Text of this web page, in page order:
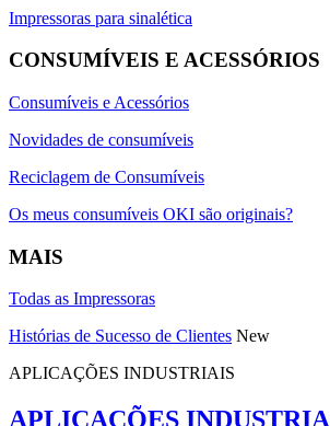
Impressoras para sinalética
CONSUMÍVEIS E ACESSÓRIOS
Consumíveis e Acessórios
Novidades de consumíveis
Reciclagem de Consumíveis
Os meus consumíveis OKI são originais?
MAIS
Todas as Impressoras
Histórias de Sucesso de Clientes New
APLICAÇÕES INDUSTRIAIS
APLICAÇÕES